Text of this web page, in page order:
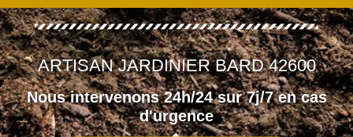
ARTISAN JARDINIER BARD 42600
Nous intervenons 24h/24 sur 7j/7 en cas
d'urgence